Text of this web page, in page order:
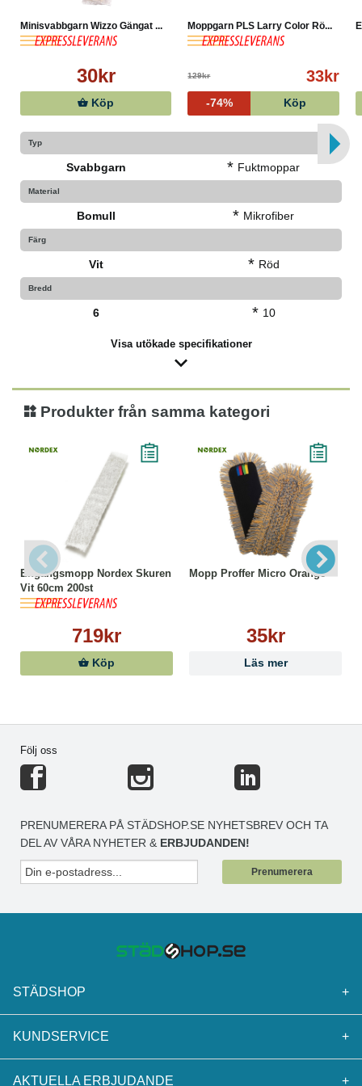
Minisvabbgarn Wizzo Gängat ...
30kr
Köp
Moppgarn PLS Larry Color Rö...
129kr 33kr
-74% Köp
Typ
Svabbgarn * Fuktmoppar
Material
Bomull * Mikrofiber
Färg
Vit * Röd
Bredd
6 * 10
Visa utökade specifikationer
Produkter från samma kategori
Engångsmopp Nordex Skuren
Vit 60cm 200st
719kr
Köp
Mopp Proffer Micro Orange
35kr
Läs mer
Följ oss
PRENUMERERA PÅ STÄDSHOP.SE NYHETSBREV OCH TA
DEL AV VÅRA NYHETER & ERBJUDANDEN!
Prenumerera
STÄDSHOP +
KUNDSERVICE +
AKTUELLA ERBJUDANDE +